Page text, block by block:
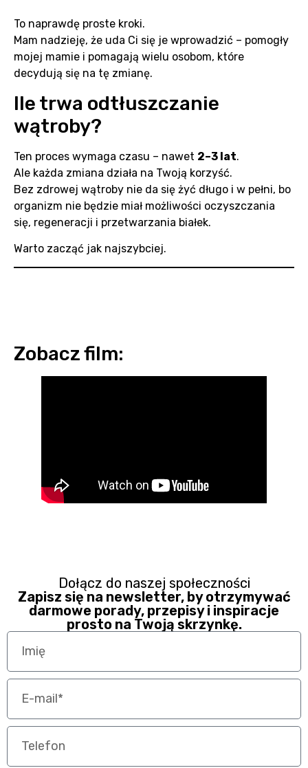
To naprawdę proste kroki.
Mam nadzieję, że uda Ci się je wprowadzić – pomogły
mojej mamie i pomagają wielu osobom, które
decydują się na tę zmianę.
Ile trwa odtłuszczanie
wątroby?
Ten proces wymaga czasu – nawet 2–3 lat.
Ale każda zmiana działa na Twoją korzyść.
Bez zdrowej wątroby nie da się żyć długo i w pełni, bo
organizm nie będzie miał możliwości oczyszczania
się, regeneracji i przetwarzania białek.
Warto zacząć jak najszybciej.
Zobacz film:
Dołącz do naszej społeczności
Zapisz się na newsletter, by otrzymywać
darmowe porady, przepisy i inspiracje
prosto na Twoją skrzynkę.